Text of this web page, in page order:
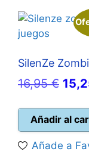
SilenZe
16,95€ El
era:
Añadir al
Añade a